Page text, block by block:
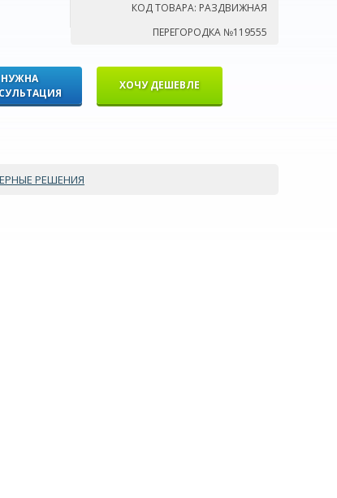
КОД ТОВАРА: РАЗДВИЖНАЯ
ПЕРЕГОРОДКА №119555
НУЖНА
ХОЧУ ДЕШЕВЛЕ
РЕШЕНИЯ